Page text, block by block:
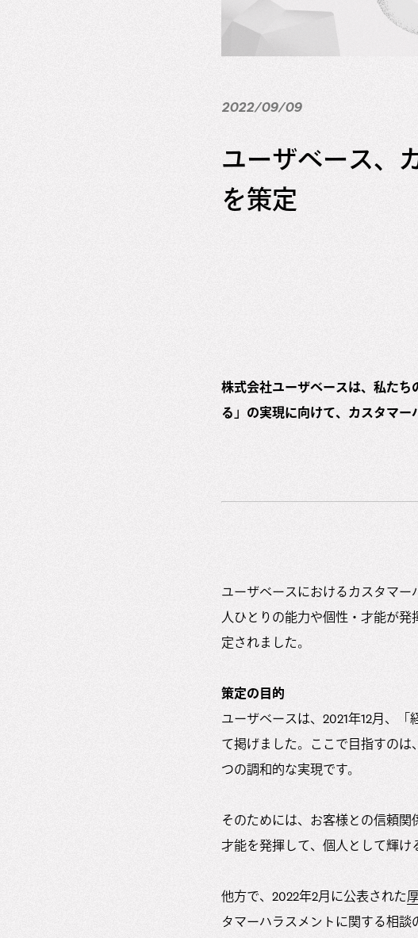
2022/09/09
ユーザベース、
を策定
株式会社ユーザベースは、私たち
る」の実現に向けて、カスタマー
ユーザベースにおけるカスタマー
人ひとりの能力や個性・才能が
定されました。
策定の目的
ユーザベースは、2021年12月、
て掲げました。ここで目指すの
つの調和的な実現です。
そのためには、お客様との信頼
才能を発揮して、個人として輝け
他方で、2022年2月に公表された
タマーハラスメントに関する相